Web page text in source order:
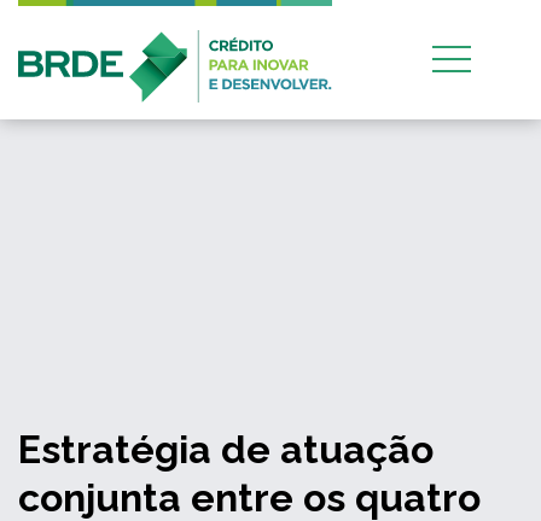
Estratégia de atuação
conjunta entre os quatro